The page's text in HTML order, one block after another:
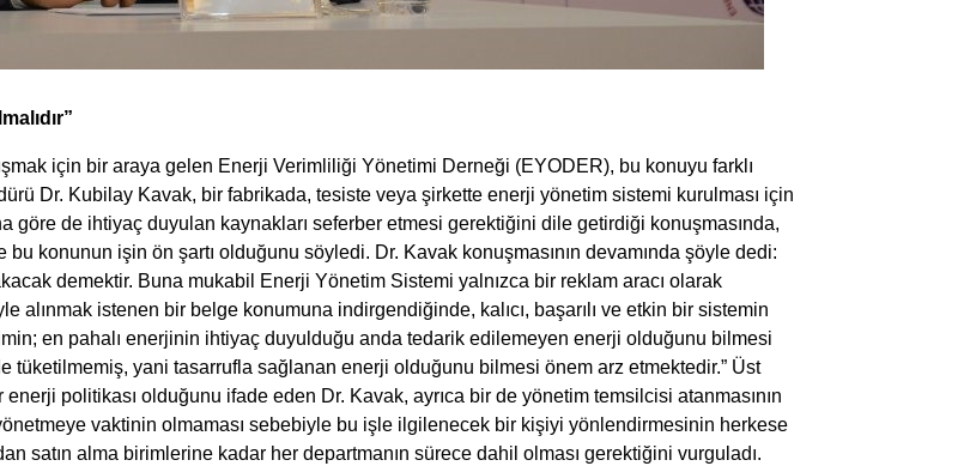
için bir araya gelen Enerji Verimliliği Yönetimi Derneği (EYODER), bu konuyu farklı
Dr. Kubilay Kavak, bir fabrikada, tesiste veya şirkette enerji yönetim sistemi kurulması için
göre de ihtiyaç duyulan kaynakları seferber etmesi gerektiğini dile getirdiği konuşmasında,
konunun işin ön şartı olduğunu söyledi. Dr. Kavak konuşmasının devamında şöyle dedi:
demektir. Buna mukabil Enerji Yönetim Sistemi yalnızca bir reklam aracı olarak
istenen bir belge konumuna indirgendiğinde, kalıcı, başarılı ve etkin bir sistemin
en pahalı enerjinin ihtiyaç duyulduğu anda tedarik edilemeyen enerji olduğunu bilmesi
yani tasarrufla sağlanan enerji olduğunu bilmesi önem arz etmektedir.” Üst
politikası olduğunu ifade eden Dr. Kavak, ayrıca bir de yönetim temsilcisi atanmasının
vaktinin olmaması sebebiyle bu işle ilgilenecek bir kişiyi yönlendirmesinin herkese
satın alma birimlerine kadar her departmanın sürece dahil olması gerektiğini vurguladı.